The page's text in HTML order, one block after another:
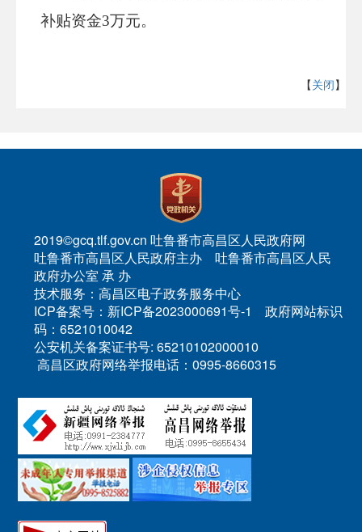
补贴资金3万元。
【关闭】
2019©gcq.tlf.gov.cn 吐鲁番市高昌区人民政府网
吐鲁番市高昌区人民政府主办 吐鲁番市高昌区人民
政府办公室 承 办
技术服务：高昌区电子政务服务中心
ICP备案号：新ICP备2023000691号-1 政府网站标识
码：6521010042
公安机关备案证书号: 65210102000010
高昌区政府网络举报电话：0995-8660315